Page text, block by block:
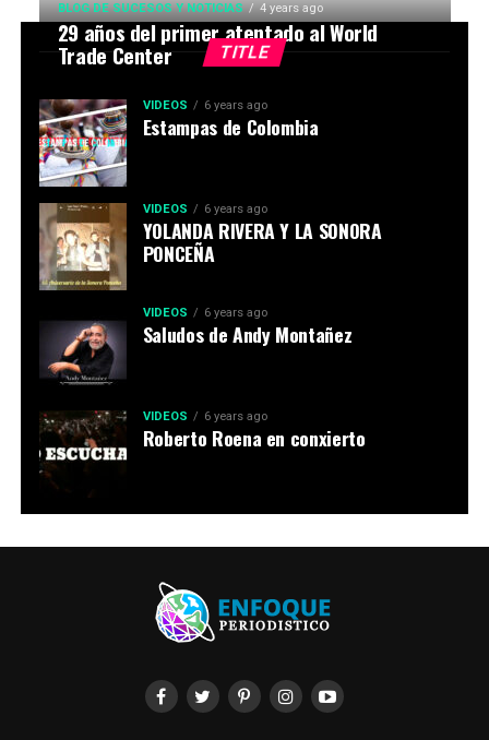
TITLE
BLOG DE SUCESOS Y NOTICIAS 4 years ago
29 años del primer atentado al World
Trade Center
VIDEOS 6 years ago
Estampas de Colombia
VIDEOS 6 years ago
YOLANDA RIVERA Y LA SONORA
PONCEÑA
VIDEOS 6 years ago
Saludos de Andy Montañez
VIDEOS 6 years ago
Roberto Roena en conxierto